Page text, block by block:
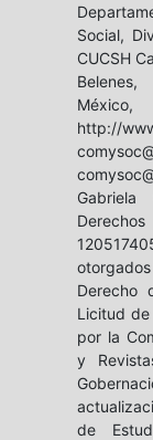
Social,
CUCSH
http://
Gabriela
Derecho
Licitud
por la
y
de